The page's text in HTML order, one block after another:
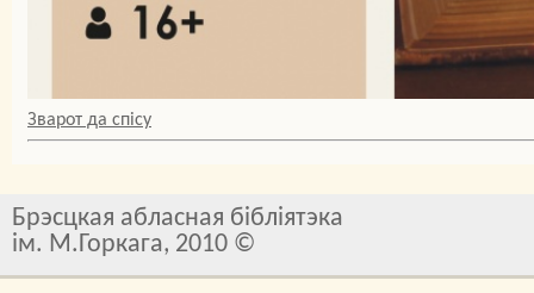
Зварот да спісу
Брэсцкая абласная бібліятэка
ім. М.Горкага, 2010 ©